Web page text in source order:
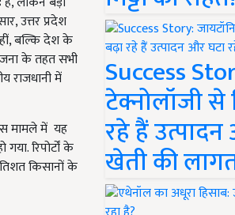
उत्तर प्रदेश
बल्कि देश के
के तहत सभी
राजधानी में
मामले में यह
रिपोर्टों के
किसानों के
Success
टेक्नोलॉजी
रहे हैं
खेती की